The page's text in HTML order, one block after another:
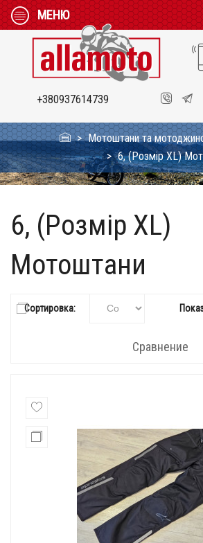
МЕНЮ
+380937614739
Мотоштани та
6, (Розмір XL)
6, (Розмір XL)
Мотоштани
Сортировка:
Сравнение